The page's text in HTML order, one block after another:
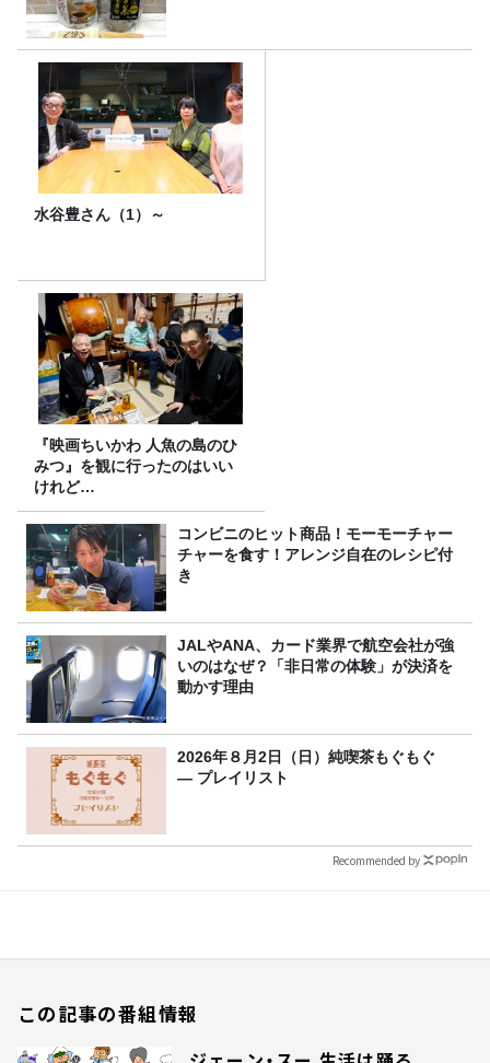
水谷豊さん（1）～
『映画ちいかわ 人魚の島のひ
みつ』を観に行ったのはいい
けれど…
コンビニのヒット商品！モーモーチャー
チャーを食す！アレンジ自在のレシピ付
き
JALやANA、カード業界で航空会社が強
いのはなぜ？「非日常の体験」が決済を
動かす理由
2026年８月2日（日）純喫茶もぐもぐ
― プレイリスト
Recommended by
この記事の番組情報